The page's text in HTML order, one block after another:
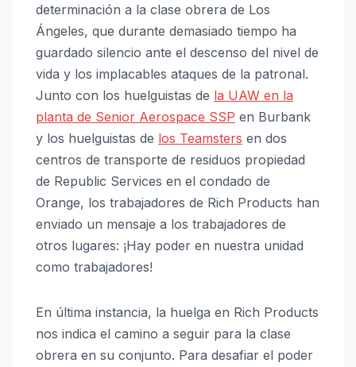
determinación a la clase obrera de Los
Ángeles, que durante demasiado tiempo ha
guardado silencio ante el descenso del nivel de
vida y los implacables ataques de la patronal.
Junto con los huelguistas de la UAW en la
planta de Senior Aerospace SSP en Burbank
y los huelguistas de los Teamsters en dos
centros de transporte de residuos propiedad
de Republic Services en el condado de
Orange, los trabajadores de Rich Products han
enviado un mensaje a los trabajadores de
otros lugares: ¡Hay poder en nuestra unidad
como trabajadores!
En última instancia, la huelga en Rich Products
nos indica el camino a seguir para la clase
obrera en su conjunto. Para desafiar el poder